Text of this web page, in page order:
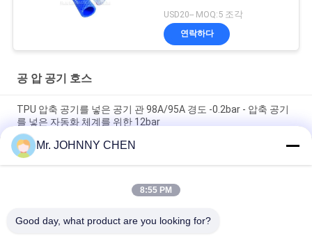
USD20-- MOQ:5 조각
연락하다
공 압 공기 호스
TPU 압축 공기를 넣은 공기 관 98A/95A 경도 -0.2bar - 압축 공기
를 넣은 자동화 체계를 위한 12bar
열가소성 폴리우레탄 코일 두 끝 다, Sprial 공기 호스 적합하를 가
진 압축 공기를 넣은 공기 관 8mm
PA6의 PA11/PA12 폴리아미드 비독성 기송관, 20Bar 나일론 공기
Mr. JOHNNY CHEN
8:55 PM
Good day, what product are you looking for?